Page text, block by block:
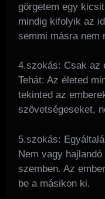
görgetem egy
mindig kifolyik az
semmi másra nem
4.szokás: Csak az
Tehát: Az életed
tekinted az
szövetségeseket,
5.szokás:
Nem vagy
szemben. Az
be a másikon ki.